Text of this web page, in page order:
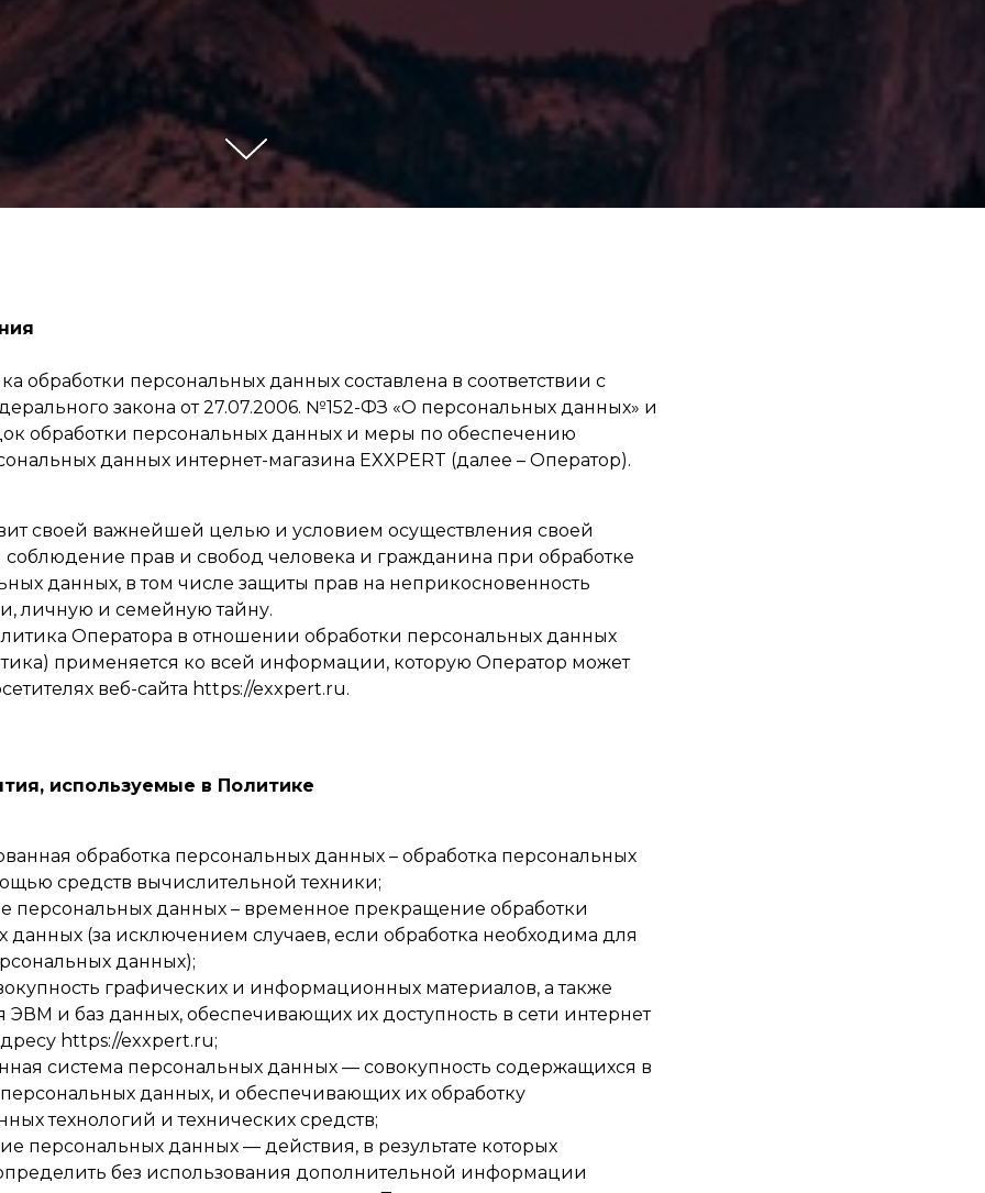
обработки персональных данных составлена в соответствии с
закона от 27.07.2006. №152-ФЗ «О персональных данных» и
обработки персональных данных и меры по обеспечению
данных интернет-магазина EXXPERT (далее – Оператор).
своей важнейшей целью и условием осуществления своей
соблюдение прав и свобод человека и гражданина при обработке
данных, в том числе защиты прав на неприкосновенность
личную и семейную тайну.
Оператора в отношении обработки персональных данных
применяется ко всей информации, которую Оператор может
веб-сайта https://exxpert.ru.
используемые в Политике
обработка персональных данных – обработка персональных
средств вычислительной техники;
персональных данных – временное прекращение обработки
данных (за исключением случаев, если обработка необходима для
данных);
графических и информационных материалов, а также
и баз данных, обеспечивающих их доступность в сети интернет
https://exxpert.ru;
система персональных данных — совокупность содержащихся в
данных, и обеспечивающих их обработку
технологий и технических средств;
персональных данных — действия, в результате которых
без использования дополнительной информации